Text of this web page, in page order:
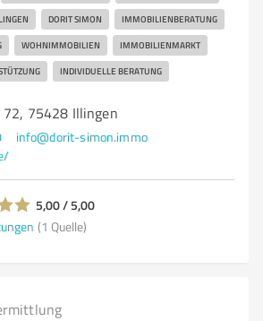
DORIT SIMON IMMOBILIENBERATUNG
WOHNIMMOBILIEN IMMOBILIENMARKT
INDIVIDUELLE BERATUNG
75428 Illingen
info@dorit-simon.immo
5,00 / 5,00
(1 Quelle)